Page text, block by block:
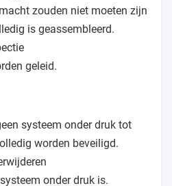
zouden niet moeten zijn
is geassembleerd.
geleid.
systeem onder druk tot
worden beveiligd.
onder druk is.